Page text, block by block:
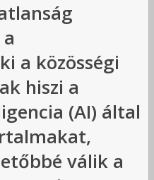
a közösségi
hiszi a
(AI) által
válik a